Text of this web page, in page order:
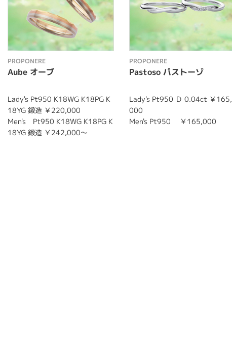
PROPONERE
Aube オーブ
Lady's Pt950 K18WG K18PG K
18YG 鍛造 ￥220,000
Men's Pt950 K18WG K18PG K
18YG 鍛造 ￥242,000～
PROPONERE
Pastoso パストーゾ
Lady's Pt950 Ｄ 0.04ct ￥165,
000
Men's Pt950 ￥165,000